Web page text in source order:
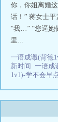
你，你姐离婚
话！” 蒋女士
“我…” “您逼她
里...
一语成谶(背德
新时间 一语成
1v1)-学不会早